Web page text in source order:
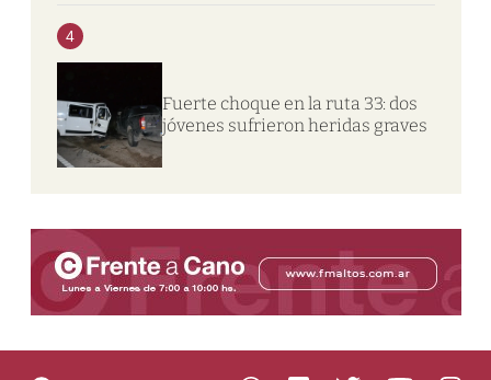
4
Fuerte choque en la ruta 33: dos
jóvenes sufrieron heridas graves